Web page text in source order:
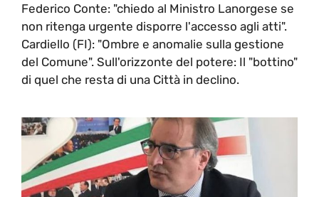
Federico Conte: "chiedo al Ministro Lanorgese se
non ritenga urgente disporre l'accesso agli atti".
Cardiello (FI): "Ombre e anomalie sulla gestione
del Comune". Sull'orizzonte del potere: Il "bottino"
di quel che resta di una Città in declino.